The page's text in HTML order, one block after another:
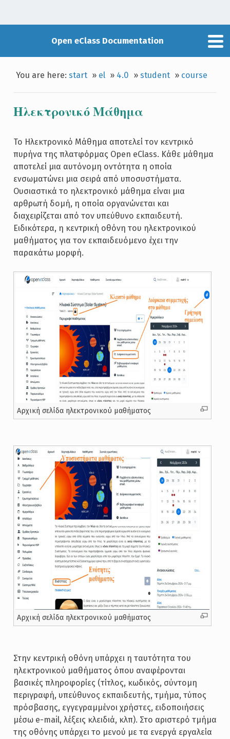
Open eClass Documentation
You are here:start » el » 4.0 »student » course
Ηλεκτρονικό Μάθημα
Το Ηλεκτρονικό Μάθημα αποτελεί τον κεντρικό
πυρήνα της πλατφόρμας Open eClass. Κάθε μάθημα
αποτελεί μια αυτόνομη οντότητα η οποία
ενσωματώνει μια σειρά από υποσυστήματα.
Ουσιαστικά το ηλεκτρονικό μάθημα είναι μια
αρθρωτή δομή, η οποία οργανώνεται και
διαχειρίζεται από τον υπεύθυνο εκπαιδευτή.
Ειδικότερα, η κεντρική οθόνη του ηλεκτρονικού
μαθήματος για τον εκπαιδευόμενο έχει την
παρακάτω μορφή.
Αρχική σελίδα ηλεκτρονικού μαθήματος
Αρχική σελίδα ηλεκτρονικού μαθήματος
Στην κεντρική οθόνη υπάρχει η ταυτότητα του
ηλεκτρονικού μαθήματος όπου αναφέρονται
βασικές πληροφορίες (τίτλος, κωδικός, σύντομη
περιγραφή, υπεύθυνος εκπαιδευτής, τμήμα, τύπος
πρόσβασης, εγγεγραμμένοι χρήστες, ειδοποιήσεις
μέσω e-mail, λέξεις κλειδιά, κλπ). Στο αριστερό τμήμα
της οθόνης υπάρχει το μενού με τα ενεργά εργαλεία